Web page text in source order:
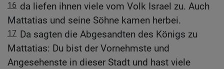
16 da liefen ihnen viele vom Volk Israel zu. Auch
Mattatias und seine Söhne kamen herbei.
17 Da sagten die Abgesandten des Königs zu
Mattatias: Du bist der Vornehmste und
Angesehenste in dieser Stadt und hast viele